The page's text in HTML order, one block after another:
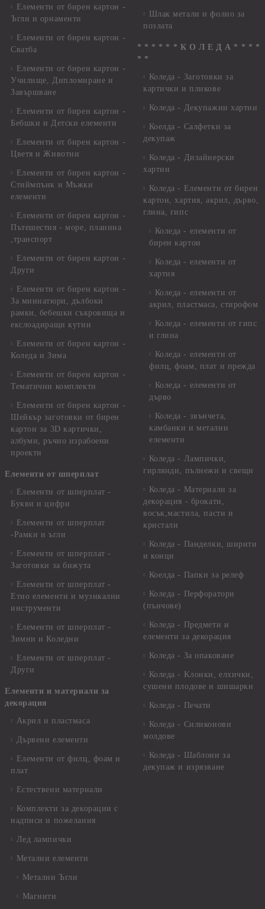
Елементи от бирен картон -
Ъгли и орнаменти
Елементи от бирен картон -
Сватба
Елементи от бирен картон -
Училище, Дипломиране и
Завършване
Елементи от бирен картон -
Бебшки и Детски елементи
Елементи от бирен картон -
Цветя и Животни
Елементи от бирен картон -
Стиймпънк и Мъжки
елементи
Елементи от бирен картон -
Пътешестия - море, планина
,транспорт
Елементи от бирен картон -
Други
Елементи от бирен картон -
За миниатюри, дълбоки
рамки, бебешки съкровища и
екслоадиращи кутии
Елементи от бирен картон -
Коледа и Зима
Елементи от бирен картон -
Тематични комплекти
Елементи от бирен картон -
Шейкър заготовки от бирен
картон за 3D картички,
албуми, ръчно израбоени
проекти
Елементи от шперплат
Елементи от шперплат -
Букви и цифри
Елементи от шперплат
-Рамки и ъгли
Елементи от шперплат -
Заготовки за бижута
Елементи от шперплат -
Етно елементи и музикални
инструменти
Елементи от шперплат -
Зимни и Коледни
Елементи от шперплат -
Други
Елементи и материали за
декорация
Акрил и пластмаса
Дървени елементи
Елементи от филц, фоам и
плат
Естествени материали
Комплекти за декорации с
надписи и пожелания
Лед лампички
Метални елементи
Метални Ъгли
Магнити
Шлак метали и фолио за
позлата
* * * * * * К О Л Е Д А * * * *
* *
Коледа - Заготовки за
картички и пликове
Коледа - Декупажни хартии
Коелда - Салфетки за
декупаж
Коледа - Дизайнерски
хартии
Коледа - Eлементи от бирен
картон, хартия, акрил, дърво,
глина, гипс
Коледа - елементи от
бирен картон
Коледа - елементи от
хартия
Коледа - елементи от
акрил, пластмаса, стирофом
Коледа - елементи от гипс
и глина
Коледа - елементи от
филц, фоам, плат и прежда
Коледа - елементи от
дърво
Коледа - звънчета,
камбанки и метални
елементи
Коледа - Лампички,
гирлянди, пълнежи и свещи
Коледа - Материали за
декорация - брокати,
восък,мастила, пасти и
кристали
Коледа - Панделки, ширити
и конци
Коелда - Папки за релеф
Коледа - Перфоратори
(пънчове)
Коледа - Предмети и
елементи за декорация
Коледа - За опаковане
Коледа - Kлонки, елхички,
сушени плодове и шишарки
Коледа - Печати
Коледа - Силиконови
молдове
Коледа - Шаблони за
декупаж и изрязване